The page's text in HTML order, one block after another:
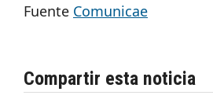
Fuente Comunicae
Compartir esta noticia